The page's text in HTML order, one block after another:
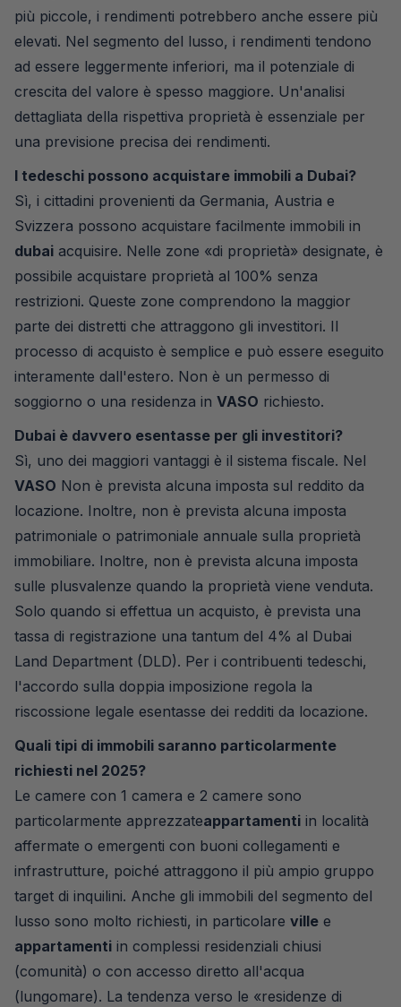
più piccole, i rendimenti potrebbero anche essere più
elevati. Nel segmento del lusso, i rendimenti tendono
ad essere leggermente inferiori, ma il potenziale di
crescita del valore è spesso maggiore. Un'analisi
dettagliata della rispettiva proprietà è essenziale per
una previsione precisa dei rendimenti.
I tedeschi possono acquistare immobili a Dubai?
Sì, i cittadini provenienti da Germania, Austria e
Svizzera possono acquistare facilmente immobili in
dubai acquisire. Nelle zone «di proprietà» designate, è
possibile acquistare proprietà al 100% senza
restrizioni. Queste zone comprendono la maggior
parte dei distretti che attraggono gli investitori. Il
processo di acquisto è semplice e può essere eseguito
interamente dall'estero. Non è un permesso di
soggiorno o una residenza in VASO richiesto.
Dubai è davvero esentasse per gli investitori?
Sì, uno dei maggiori vantaggi è il sistema fiscale. Nel
VASO Non è prevista alcuna imposta sul reddito da
locazione. Inoltre, non è prevista alcuna imposta
patrimoniale o patrimoniale annuale sulla proprietà
immobiliare. Inoltre, non è prevista alcuna imposta
sulle plusvalenze quando la proprietà viene venduta.
Solo quando si effettua un acquisto, è prevista una
tassa di registrazione una tantum del 4% al Dubai
Land Department (DLD). Per i contribuenti tedeschi,
l'accordo sulla doppia imposizione regola la
riscossione legale esentasse dei redditi da locazione.
Quali tipi di immobili saranno particolarmente
richiesti nel 2025?
Le camere con 1 camera e 2 camere sono
particolarmente apprezzateappartamenti in località
affermate o emergenti con buoni collegamenti e
infrastrutture, poiché attraggono il più ampio gruppo
target di inquilini. Anche gli immobili del segmento del
lusso sono molto richiesti, in particolare ville e
appartamenti in complessi residenziali chiusi
(comunità) o con accesso diretto all'acqua
(lungomare). La tendenza verso le «residenze di